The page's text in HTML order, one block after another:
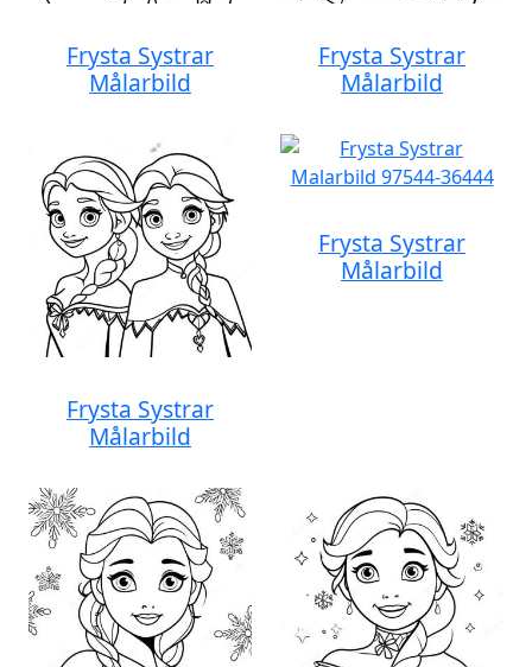
Frysta Systrar
Målarbild
Frysta Systrar
Målarbild
Frysta Systrar
Målarbild
Frysta Systrar
Målarbild